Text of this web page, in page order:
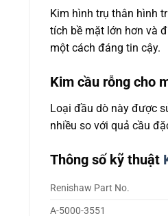
Kim hình trụ thân hình
tích bề mặt lớn hơn và
một cách đáng tin cậy.
Kim cầu rỗng cho
Loại đầu dò này được
nhiều so với quả cầu
Thông số kỹ thuật
Renishaw Part No.
A-5000-3551